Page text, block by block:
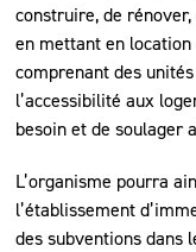
construire, de
en mettant en
comprenant des
l’accessibilité aux
besoin et de soulager
L’organisme pourra
l’établissement
des subventions dans